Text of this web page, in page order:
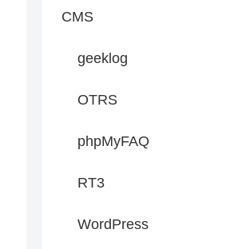
CMS
geeklog
OTRS
phpMyFAQ
RT3
WordPress